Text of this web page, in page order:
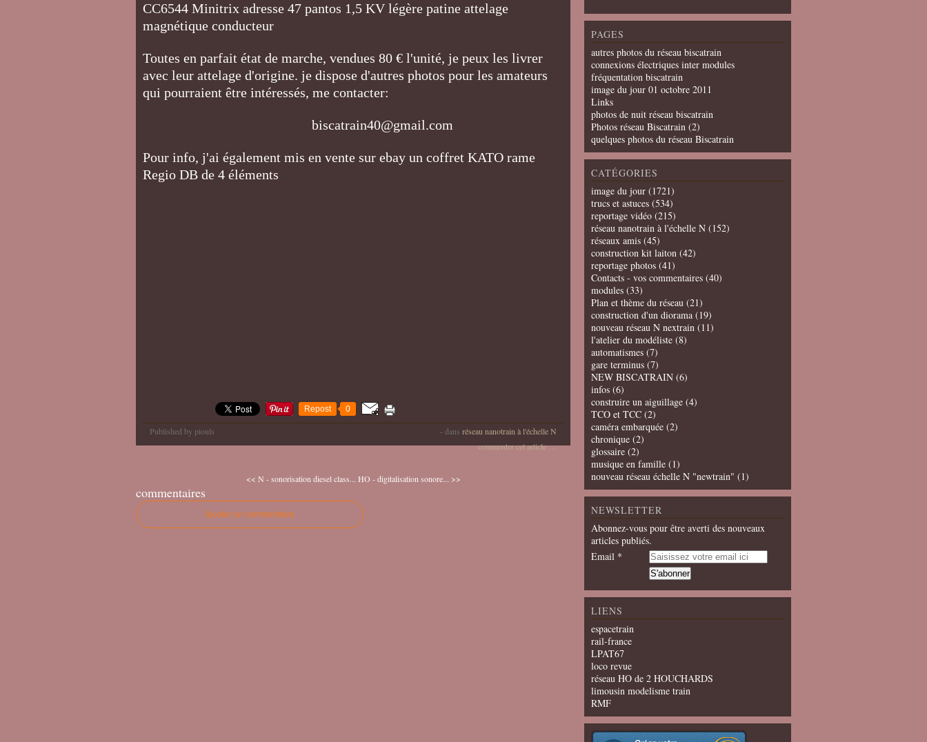
CC6544 Minitrix adresse 47 pantos 1,5 KV légère patine attelage
magnétique conducteur
Toutes en parfait état de marche, vendues 80 € l'unité, je peux les livrer
avec leur attelage d'origine. je dispose d'autres photos pour les amateurs
qui pourraient être intéressés, me contacter:
biscatrain40@gmail.com
Pour info, j'ai également mis en vente sur ebay un coffret KATO rame
Regio DB de 4 éléments
Repost 0
Published by piouls - dans réseau nanotrain à l'échelle N
commenter cet article…
<< N - sonorisation diesel class... HO - digitalisation sonore... >>
commentaires
Ajouter un commentaire
PAGES
autres photos du réseau biscatrain
connexions électriques inter modules
fréquentation biscatrain
image du jour 01 octobre 2011
Links
photos de nuit réseau biscatrain
Photos réseau Biscatrain (2)
quelques photos du réseau Biscatrain
CATÉGORIES
image du jour (1721)
trucs et astuces (534)
reportage vidéo (215)
réseau nanotrain à l'échelle N (152)
réseaux amis (45)
construction kit laiton (42)
reportage photos (41)
Contacts - vos commentaires (40)
modules (33)
Plan et thème du réseau (21)
construction d'un diorama (19)
nouveau réseau N nextrain (11)
l'atelier du modéliste (8)
automatismes (7)
gare terminus (7)
NEW BISCATRAIN (6)
infos (6)
construire un aiguillage (4)
TCO et TCC (2)
caméra embarquée (2)
chronique (2)
glossaire (2)
musique en famille (1)
nouveau réseau échelle N "newtrain" (1)
NEWSLETTER
Abonnez-vous pour être averti des nouveaux
articles publiés.
Email
LIENS
espacetrain
rail-france
LPAT67
loco revue
réseau HO de 2 HOUCHARDS
limousin modelisme train
RMF